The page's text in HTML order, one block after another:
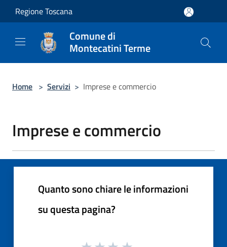
Salta al contenuto principale
Regione Toscana
Comune di
Montecatini Terme
Home > Servizi > Imprese e commercio
Imprese e commercio
Quanto sono chiare le informazioni
su questa pagina?